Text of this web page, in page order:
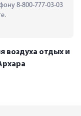
8-800-777-03-03
воздуха отдых и